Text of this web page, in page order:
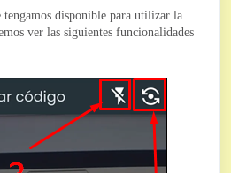
tengamos disponible para utilizar la
ver las siguientes funcionalidades